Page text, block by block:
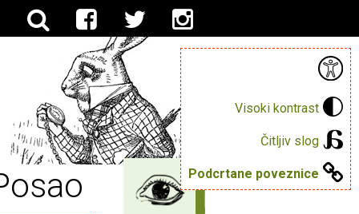
Visoki kontrast
Čitljiv slog
Podcrtane poveznice